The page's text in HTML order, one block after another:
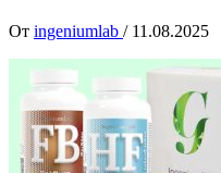
От ingeniumlab / 11.08.2025